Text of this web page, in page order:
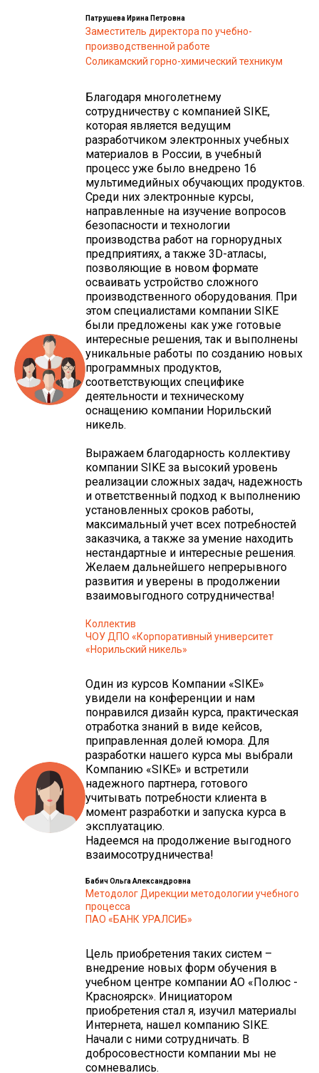
Патрушева Ирина Петровна
Заместитель директора по учебно-
производственной работе
Соликамский горно-химический техникум
Благодаря многолетнему
сотрудничеству с компанией SIKE,
которая является ведущим
разработчиком электронных учебных
материалов в России, в учебный
процесс уже было внедрено 16
мультимедийных обучающих продуктов.
Среди них электронные курсы,
направленные на изучение вопросов
безопасности и технологии
производства работ на горнорудных
предприятиях, а также 3D-атласы,
позволяющие в новом формате
осваивать устройство сложного
производственного оборудования. При
этом специалистами компании SIKE
были предложены как уже готовые
интересные решения, так и выполнены
уникальные работы по созданию новых
программных продуктов,
соответствующих специфике
деятельности и техническому
оснащению компании Норильский
никель.
Выражаем благодарность коллективу
компании SIKE за высокий уровень
реализации сложных задач, надежность
и ответственный подход к выполнению
установленных сроков работы,
максимальный учет всех потребностей
заказчика, а также за умение находить
нестандартные и интересные решения.
Желаем дальнейшего непрерывного
развития и уверены в продолжении
взаимовыгодного сотрудничества!
Коллектив
ЧОУ ДПО «Корпоративный университет
«Норильский никель»
Один из курсов Компании «SIKE»
увидели на конференции и нам
понравился дизайн курса, практическая
отработка знаний в виде кейсов,
приправленная долей юмора. Для
разработки нашего курса мы выбрали
Компанию «SIKE» и встретили
надежного партнера, готового
учитывать потребности клиента в
момент разработки и запуска курса в
эксплуатацию.
Надеемся на продолжение выгодного
взаимосотрудничества!
Бабич Ольга Александровна
Методолог Дирекции методологии учебного
процесса
ПАО «БАНК УРАЛСИБ»
Цель приобретения таких систем –
внедрение новых форм обучения в
учебном центре компании АО «Полюс -
Красноярск». Инициатором
приобретения стал я, изучил материалы
Интернета, нашел компанию SIKE.
Начали с ними сотрудничать. В
добросовестности компании мы не
сомневались.